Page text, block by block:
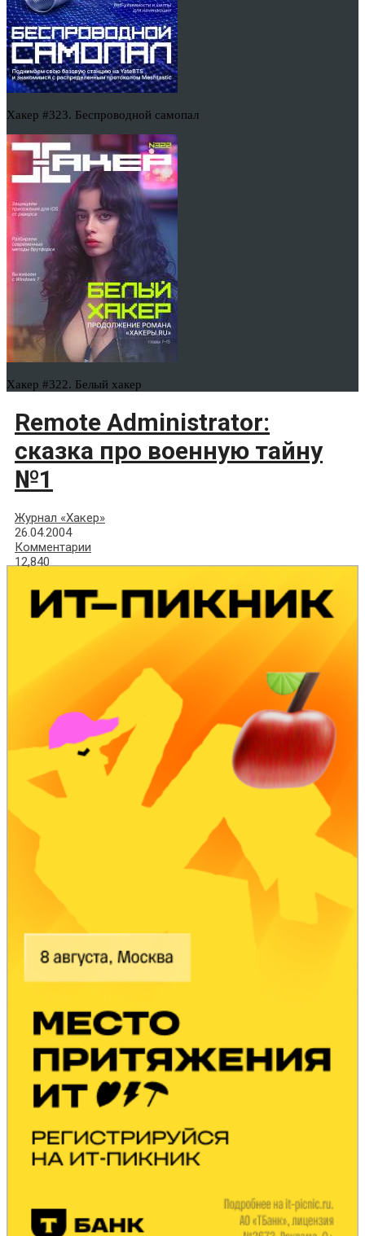
Хакер #323. Беспроводной самопал
Хакер #322. Белый хакер
Remote Administrator:
сказка про военную тайну
№1
Журнал «Хакер»
26.04.2004
Комментарии
12,840